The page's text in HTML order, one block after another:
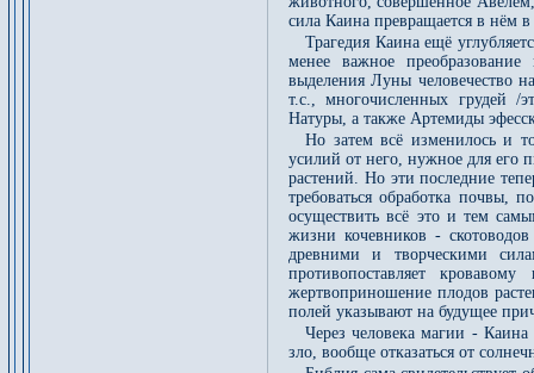
сила Каина превращается в нём
Трагедия Каина ещё
менее важное
выделения Луны человечество
т.с., многочисленных грудей /
Натуры, а также Артемиды
Но затем всё изменилось и
усилий от него, нужное для его
растений. Но эти последние
требоваться обработка почвы,
осуществить всё это и тем
жизни кочевников -
древними и творческими
противопоставляет
жертвоприношение плодов
полей указывают на будущее
Через человека магии -
зло, вообще отказаться от